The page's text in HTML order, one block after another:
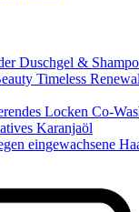
Duschgel &
Timeless
Locken Co-
Karanjaöl
eingewachsene